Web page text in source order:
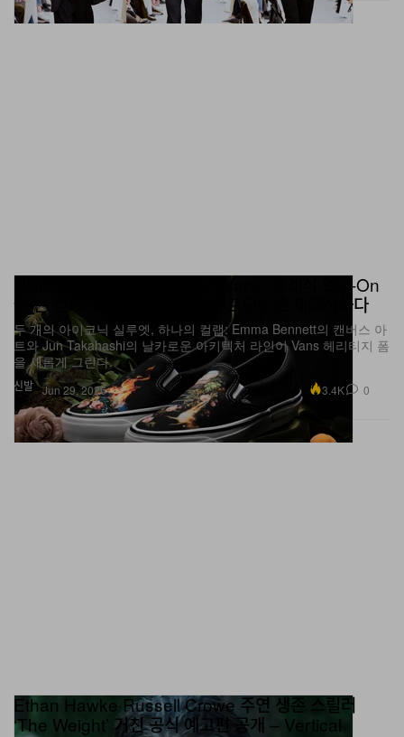
신발
UNDERCOVER x OTW by Vans, 클래식 Slip-On
98는 캔버스로, Sk8-Hi는 블루프린트로 재해석하다
두 개의 아이코닉 실루엣, 하나의 컬랩: Emma Bennett의 캔버스 아
트와 Jun Takahashi의 날카로운 아키텍처 라인이 Vans 헤리티지 폼
을 새롭게 그린다.
Jun 29, 2026 3.4K 0
Ethan Hawke·Russell Crowe 주연 생존 스릴러
‘The Weight’ 거친 공식 예고편 공개 – Vertical